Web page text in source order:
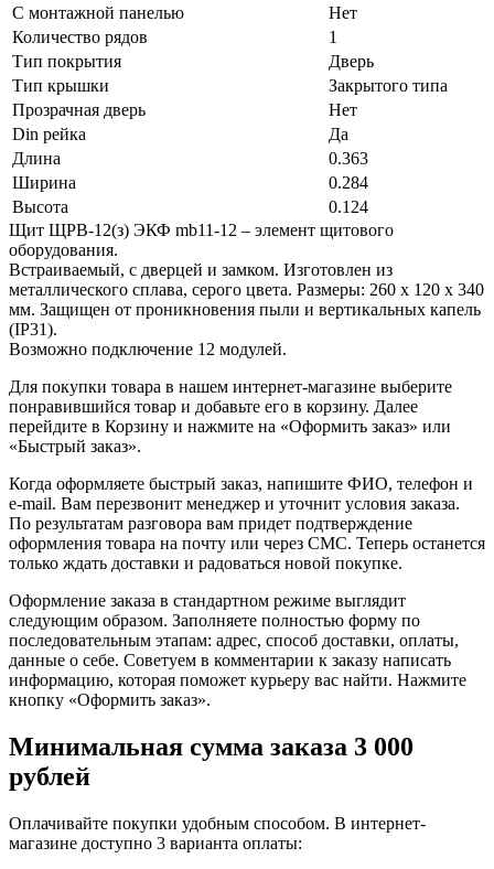
С монтажной панелью
Нет
Количество рядов
1
Тип покрытия
Дверь
Тип крышки
Закрытого типа
Прозрачная дверь
Нет
Din рейка
Да
Длина
0.363
Ширина
0.284
Высота
0.124
Щит ЩРВ-12(з) ЭКФ mb11-12 – элемент щитового
оборудования.
Встраиваемый, с дверцей и замком. Изготовлен из
металлического сплава, серого цвета. Размеры: 260 х 120 х 340
мм. Защищен от проникновения пыли и вертикальных капель
(IP31).
Возможно подключение 12 модулей.
Для покупки товара в нашем интернет-магазине выберите
понравившийся товар и добавьте его в корзину. Далее
перейдите в Корзину и нажмите на «Оформить заказ» или
«Быстрый заказ».
Когда оформляете быстрый заказ, напишите ФИО, телефон и
e-mail. Вам перезвонит менеджер и уточнит условия заказа.
По результатам разговора вам придет подтверждение
оформления товара на почту или через СМС. Теперь останется
только ждать доставки и радоваться новой покупке.
Оформление заказа в стандартном режиме выглядит
следующим образом. Заполняете полностью форму по
последовательным этапам: адрес, способ доставки, оплаты,
данные о себе. Советуем в комментарии к заказу написать
информацию, которая поможет курьеру вас найти. Нажмите
кнопку «Оформить заказ».
Минимальная сумма заказа 3 000
рублей
Оплачивайте покупки удобным способом. В интернет-
магазине доступно 3 варианта оплаты: